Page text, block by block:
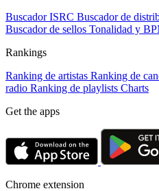
Buscador ISRC Buscador de
Buscador de sellos Tonalidad y
Rankings
Ranking de artistas Ranking de
radio Ranking de playlists Charts
Get the apps
Chrome extension